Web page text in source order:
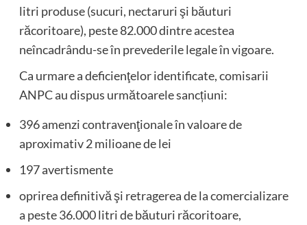
litri produse (sucuri, nectaruri şi băuturi
răcoritoare), peste 82.000 dintre acestea
neîncadrându-se în prevederile legale în vigoare.
Ca urmare a deficienţelor identificate, comisarii
ANPC au dispus următoarele sancțiuni:
396 amenzi contravenţionale în valoare de
aproximativ 2 milioane de lei
197 avertismente
oprirea definitivă şi retragerea de la comercializare
a peste 36.000 litri de băuturi răcoritoare,